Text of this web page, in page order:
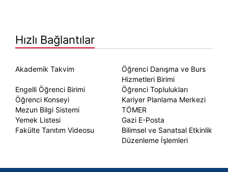
Hızlı Bağlantılar
Akademik Takvim
Öğrenci Danışma ve Burs
Hizmetleri Birimi
Engelli Öğrenci Birimi
Öğrenci Toplulukları
Öğrenci Konseyi
Kariyer Planlama Merkezi
Mezun Bilgi Sistemi
TÖMER
Yemek Listesi
Gazi E-Posta
Fakülte Tanıtım Videosu
Bilimsel ve Sanatsal Etkinlik
Düzenleme İşlemleri